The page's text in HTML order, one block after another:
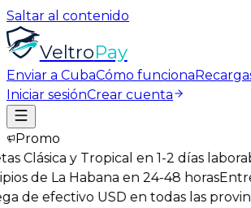
Saltar al contenido
VeltroPay
Enviar a CubaCómo funciona
Iniciar sesiónCrear cuenta
Promo
y Tropical en 1-2 días
de La Habana en 24-48 horas
efectivo USD en todas las